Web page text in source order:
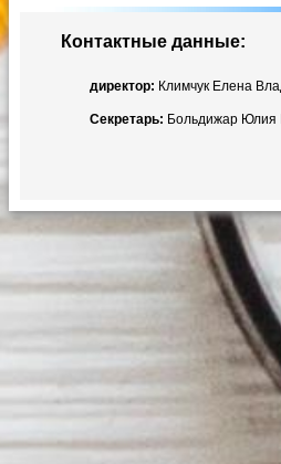
Контактные данные:
директор: Климчук Елена
Секретарь: Больдижар Юлия